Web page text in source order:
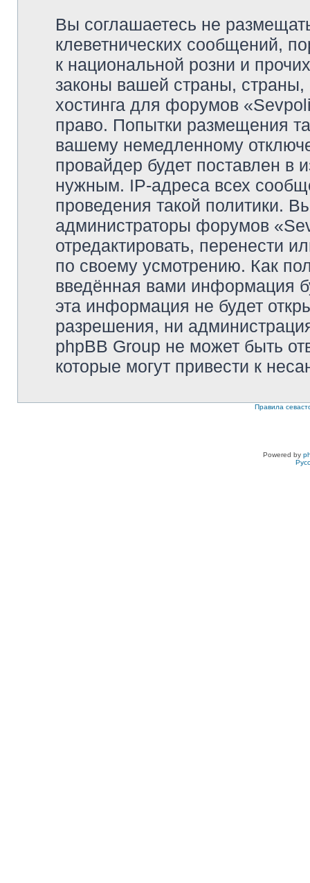
Вы соглашаетесь не
клеветнических сообщений,
к национальной розни и
законы вашей страны, страны,
хостинга для форумов
право. Попытки размещения
вашему немедленному
провайдер будет поставлен в
нужным. IP-адреса всех
проведения такой политики.
администраторы форумов
отредактировать, перенести
по своему усмотрению. Как
введённая вами информация
эта информация не будет
разрешения, ни
phpBB Group не может быть
которые могут привести к
Правила
Powered by